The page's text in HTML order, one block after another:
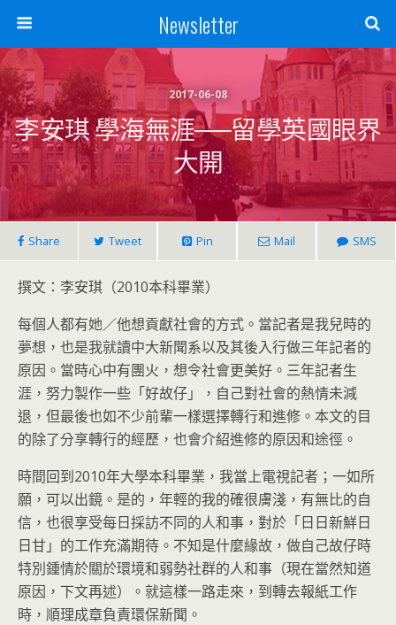
Newsletter
2017-06-08
李安琪 學海無涯──留學英國眼界
大開
Share Tweet Pin Mail SMS
撰文：李安琪（2010本科畢業）
每個人都有她／他想貢獻社會的方式。當記者是我兒時的
夢想，也是我就讀中大新聞系以及其後入行做三年記者的
原因。當時心中有團火，想令社會更美好。三年記者生
涯，努力製作一些「好故仔」，自己對社會的熱情未減
退，但最後也如不少前輩一樣選擇轉行和進修。本文的目
的除了分享轉行的經歷，也會介紹進修的原因和途徑。
時間回到2010年大學本科畢業，我當上電視記者；一如所
願，可以出鏡。是的，年輕的我的確很膚淺，有無比的自
信，也很享受每日採訪不同的人和事，對於「日日新鮮日
日甘」的工作充滿期待。不知是什麼緣故，做自己故仔時
特別鍾情於關於環境和弱勢社群的人和事（現在當然知道
原因，下文再述）。就這樣一路走來，到轉去報紙工作
時，順理成章負責環保新聞。